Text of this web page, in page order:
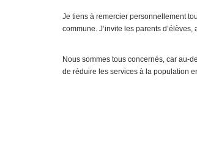
Je tiens à remercier personnellement
commune. J’invite les parents
Nous sommes tous concernés, car au-
de réduire les services à la population